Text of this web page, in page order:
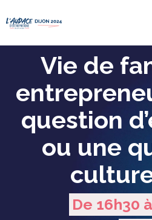
Vie de
question
ou une
De 16h30